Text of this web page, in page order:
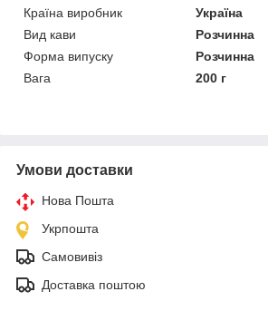
Країна виробник
Україна
Вид кави
Розчинна
Форма випуску
Розчинна
Вага
200 г
Умови доставки
Нова Пошта
Укрпошта
Самовивіз
Доставка поштою